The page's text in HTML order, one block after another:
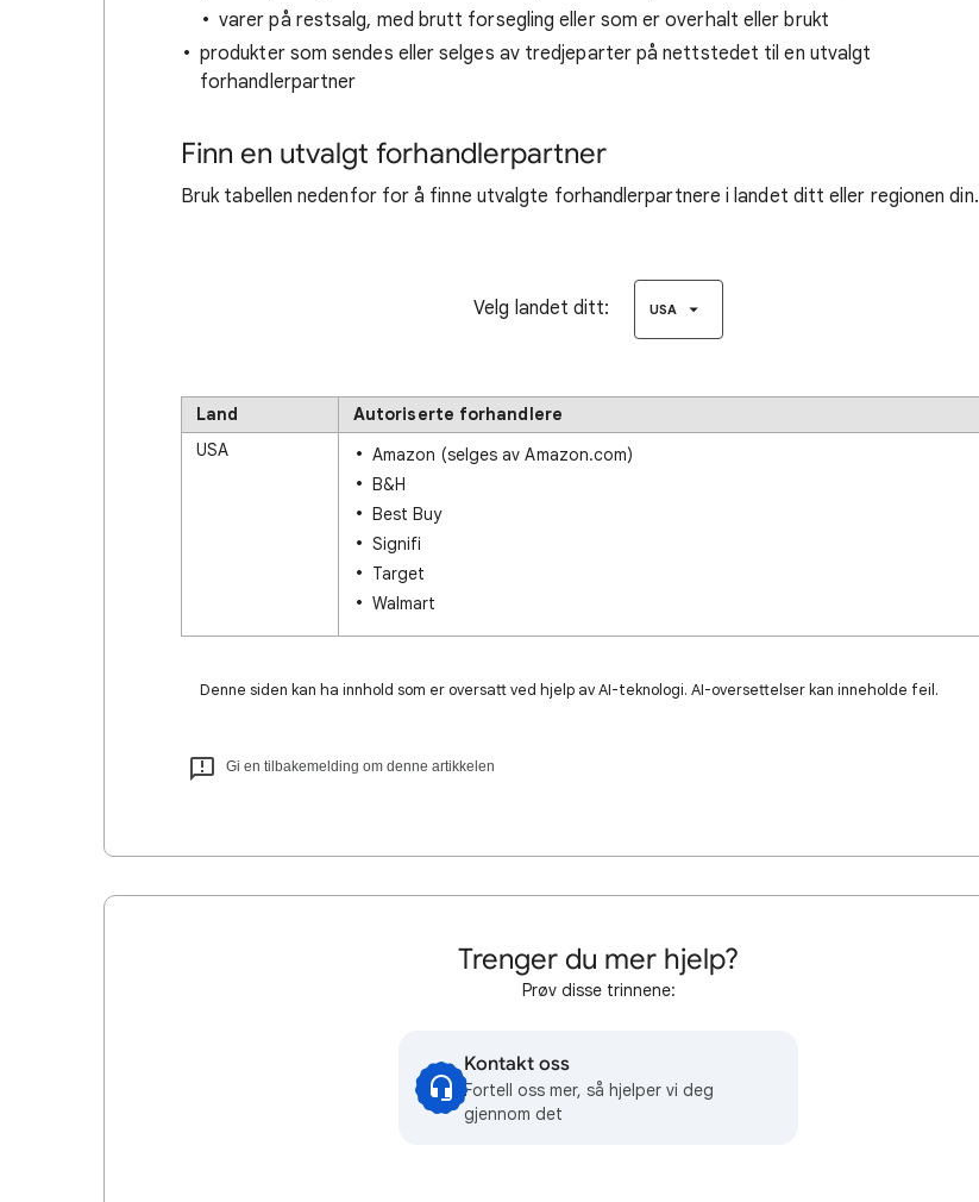
varer på restsalg, med brutt forsegling eller som er overhalt eller brukt
produkter som sendes eller selges av tredjeparter på nettstedet til en utvalgt
forhandlerpartner
Finn en utvalgt forhandlerpartner
Bruk tabellen nedenfor for å finne utvalgte forhandlerpartnere i landet ditt eller regionen din.
Velg landet ditt: USA
Land
Autoriserte forhandlere
USA
Amazon (selges av Amazon.com)
B&H
Best Buy
Signifi
Target
Walmart
Denne siden kan ha innhold som er oversatt ved hjelp av AI-teknologi. AI-oversettelser kan inneholde feil.
Gi en tilbakemelding om denne artikkelen
Trenger du mer hjelp?
Prøv disse trinnene:
Kontakt oss
Fortell oss mer, så hjelper vi deg
gjennom det